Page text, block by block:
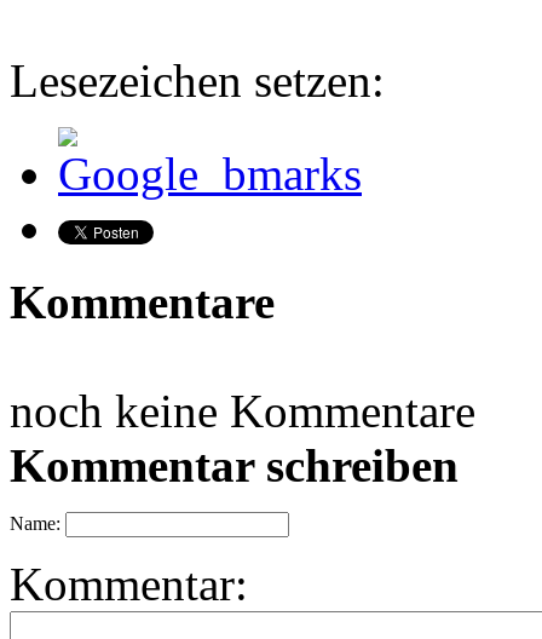
Lesezeichen setzen:
Kommentare
noch keine Kommentare
Kommentar schreiben
Name:
Kommentar: